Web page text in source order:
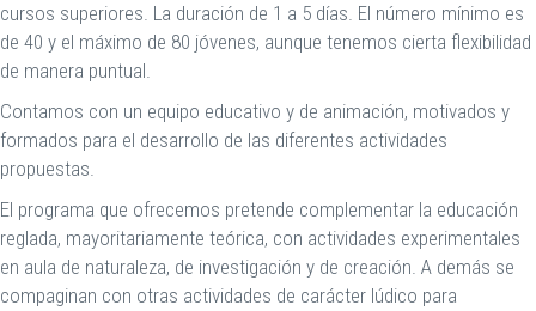
cursos superiores. La duración de 1 a 5 días. El número mínimo es
de 40 y el máximo de 80 jóvenes, aunque tenemos cierta flexibilidad
de manera puntual.
Contamos con un equipo educativo y de animación, motivados y
formados para el desarrollo de las diferentes actividades
propuestas.
El programa que ofrecemos pretende complementar la educación
reglada, mayoritariamente teórica, con actividades experimentales
en aula de naturaleza, de investigación y de creación. A demás se
compaginan con otras actividades de carácter lúdico para